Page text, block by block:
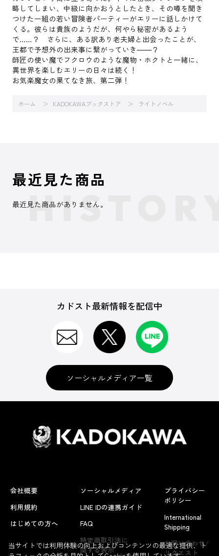
略してしまい、中級に向かおうとしたとき、その噂を聞き
つけた一組の若い冒険者パーティーがエリーに話しかけて
くる。彼らは貴族のようだが、何やら秘密があるよう
で……？ さらに、ある訳あり老夫婦と出会ったことが、
王都で予想外の出来事に繋がっていき――？
師匠の使い魔でフクロウのような魔物・ホクトと一緒に、
異世界を楽しむエリーの日々は続く！
お気楽魔女の果てなき旅、第二弾！
ホーム KADOKAWAブックストア ライトノベル
よくあるお問い合わせ
最近見た商品
最近見た商品がありません。
カドスト最新情報を配信中
ソーシャルメディア一覧
会社概要
利用規約
はじめての方へ
ソーシャルメディア
LINE IDの連携ガイド
FAQ
特定商取引法に
関する表示
プライバシー
ポリシー
International
Shipping
お問い合わせ/
リクエスト
当サイトでは利用体験の向上およびコンテンツの最適な提供、ト